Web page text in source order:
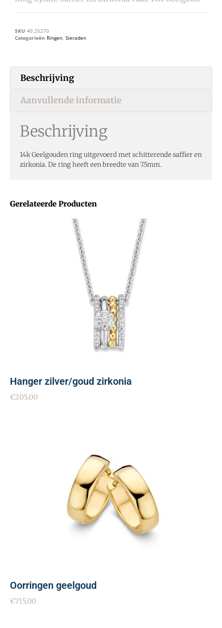
Gerelateerde Producten
Hanger zilver/goud zirkonia
€205.00
Oorringen geelgoud
€715.00
SKU 40.25270
Categorieën Ringen, Sieraden
Beschrijving
Aanvullende informatie
Beschrijving
14k Geelgouden ring uitgevoerd met schitterende saffier en
zirkonia. De ring heeft een breedte van 7.5mm.